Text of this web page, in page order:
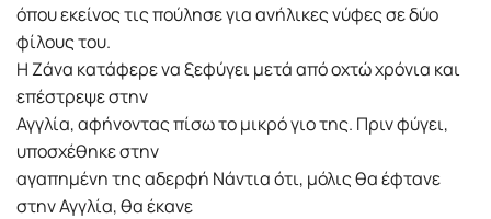
όπου εκείνος τις πούλησε για ανήλικες νύφες σε δύο
φίλους του.
Η Ζάνα κατάφερε να ξεφύγει μετά από οχτώ χρόνια και
επέστρεψε στην
Αγγλία, αφήνοντας πίσω το μικρό γιο της. Πριν φύγει,
υποσχέθηκε στην
αγαπημένη της αδερφή Νάντια ότι, μόλις θα έφτανε
στην Αγγλία, θα έκανε